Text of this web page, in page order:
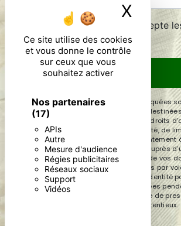
Ce site utilise des cookies
et vous donne le contrôle
sur ceux que vous
souhaitez activer
Nos partenaires
(17)
APIs
Autre
Mesure d'audience
Régies publicitaires
Réseaux sociaux
Support
Vidéos
X
En cochant cette case, j'accepte
particulières ci-dessous **
ENVOYER
** Les données personnelles communiquées
aux fins de vous contacter. Elles sont
ses sous-traitants. Vous disposez de droits
rectification, d’effacement, de portabilité, de
d’opposition, de retrait de votre
du droit d’introduire une réclamation auprès
contrôle, ainsi que d’organiser le sort de vos
mortem. Vous pouvez exercer ces droits par
courrier électronique. Un justificatif d'identité
demandé. Nous conservons vos données
prise de contact puis pendant la durée de
fins probatoires et de gestion des contentieux.